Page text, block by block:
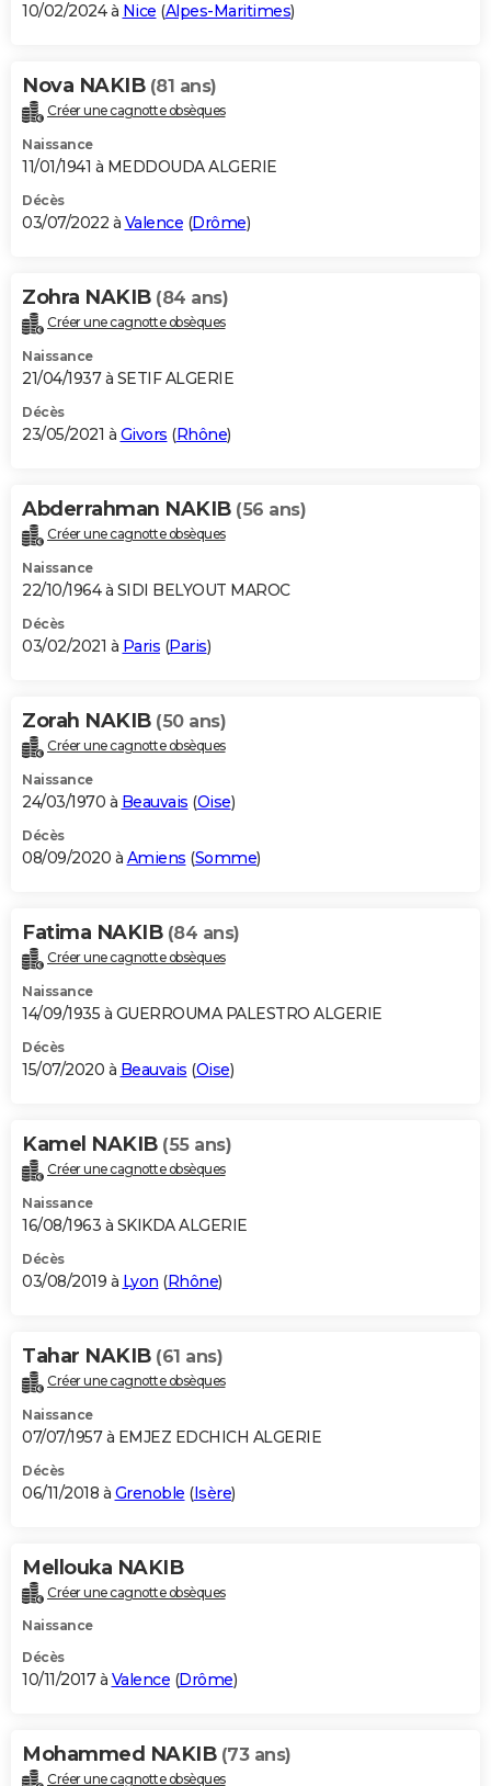
10/02/2024 à Nice (Alpes-Maritimes)
Nova NAKIB (81 ans)
Créer une cagnotte obsèques
Naissance
11/01/1941 à MEDDOUDA ALGERIE
Décès
03/07/2022 à Valence (Drôme)
Zohra NAKIB (84 ans)
Créer une cagnotte obsèques
Naissance
21/04/1937 à SETIF ALGERIE
Décès
23/05/2021 à Givors (Rhône)
Abderrahman NAKIB (56 ans)
Créer une cagnotte obsèques
Naissance
22/10/1964 à SIDI BELYOUT MAROC
Décès
03/02/2021 à Paris (Paris)
Zorah NAKIB (50 ans)
Créer une cagnotte obsèques
Naissance
24/03/1970 à Beauvais (Oise)
Décès
08/09/2020 à Amiens (Somme)
Fatima NAKIB (84 ans)
Créer une cagnotte obsèques
Naissance
14/09/1935 à GUERROUMA PALESTRO ALGERIE
Décès
15/07/2020 à Beauvais (Oise)
Kamel NAKIB (55 ans)
Créer une cagnotte obsèques
Naissance
16/08/1963 à SKIKDA ALGERIE
Décès
03/08/2019 à Lyon (Rhône)
Tahar NAKIB (61 ans)
Créer une cagnotte obsèques
Naissance
07/07/1957 à EMJEZ EDCHICH ALGERIE
Décès
06/11/2018 à Grenoble (Isère)
Mellouka NAKIB
Créer une cagnotte obsèques
Naissance
Décès
10/11/2017 à Valence (Drôme)
Mohammed NAKIB (73 ans)
Créer une cagnotte obsèques